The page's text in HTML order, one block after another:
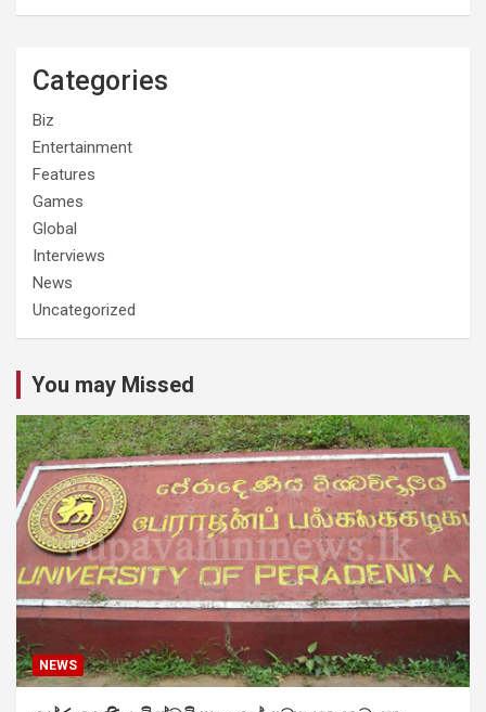
Categories
Biz
Entertainment
Features
Games
Global
Interviews
News
Uncategorized
You may Missed
NEWS